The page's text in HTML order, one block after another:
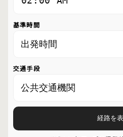
基準時間
交通手段
経路を